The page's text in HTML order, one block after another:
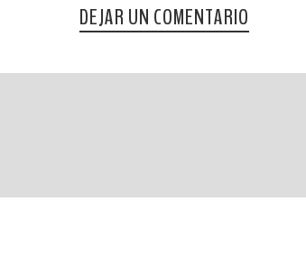
DEJAR UN COMENTARIO